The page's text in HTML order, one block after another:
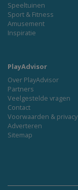
Speeltuinen
Sport & Fitness
Amusement
Inspiratie
PlayAdvisor
Over PlayAdvisor
Partners
Veelgestelde vragen
Contact
Voorwaarden & privacy
Adverteren
Sitemap